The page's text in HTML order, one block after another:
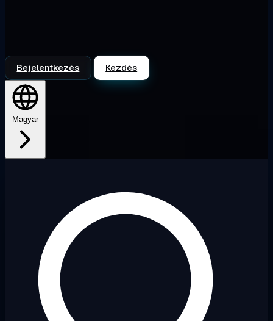
Bejelentkezés Kezdés
Magyar